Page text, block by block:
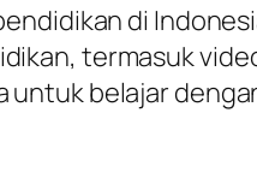
di
termasuk
untuk belajar